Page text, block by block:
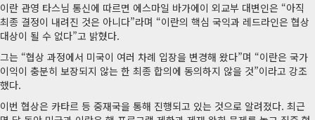
이란 관영 타스님 통신에 따르면 에스마일 바가에이 외교부 대변인은 “아직
최종 결정이 내려진 것은 아니다”라며 “이란의 핵심 국익과 레드라인은 협상
대상이 될 수 없다”고 밝혔다.
그는 “협상 과정에서 미국이 여러 차례 입장을 변경해 왔다”며 “이란은 국가
이익이 충분히 보장되지 않는 한 최종 합의에 동의하지 않을 것”이라고 강조
했다.
이번 협상은 카타르 등 중재국을 통해 진행되고 있는 것으로 알려졌다. 최근